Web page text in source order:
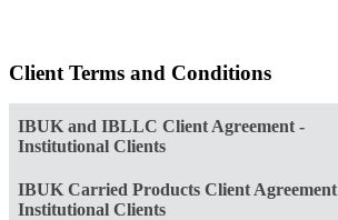
Client Terms and Conditions
IBUK and IBLLC Client Agreement -
Institutional Clients
IBUK Carried Products Client Agreement
Institutional Clients